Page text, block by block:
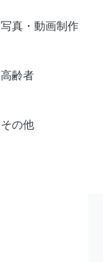
写真・動画制作
高齢者
その他